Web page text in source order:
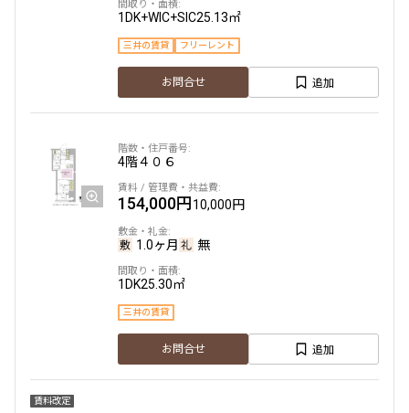
1DK+WIC+SIC25.13㎡
三井の賃貸 フリーレント
お問合せ 追加
4階４０６
154,000円10,000円
1.0ヶ月 無
1DK25.30㎡
三井の賃貸
お問合せ 追加
賃料改定